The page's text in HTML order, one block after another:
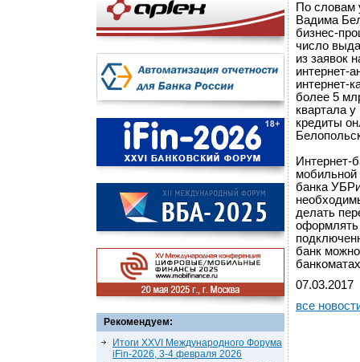
Рекомендуем:
Итоги XXVI Международного Форума
iFin-2026, 3-4 февраля 2026
По словам
Вадима
бизнес-
число
из заявок
интернет-
интернет-
более 5
квартала
кредиты
Интернет-
мобильной
банка
делать
оформлять
банк
07.03.2017
все